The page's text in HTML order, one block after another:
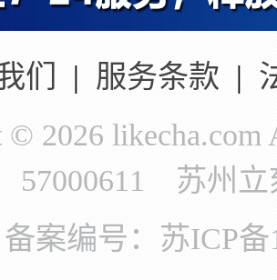
们 | 服务条款 |
© 2026 likecha.com
57000611 苏州立
备案编号：苏ICP备